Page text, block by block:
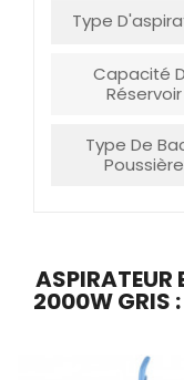
Type
Capacité
Réservoir
Type De
Poussière
ASPIRATEUR
2000W GRIS :